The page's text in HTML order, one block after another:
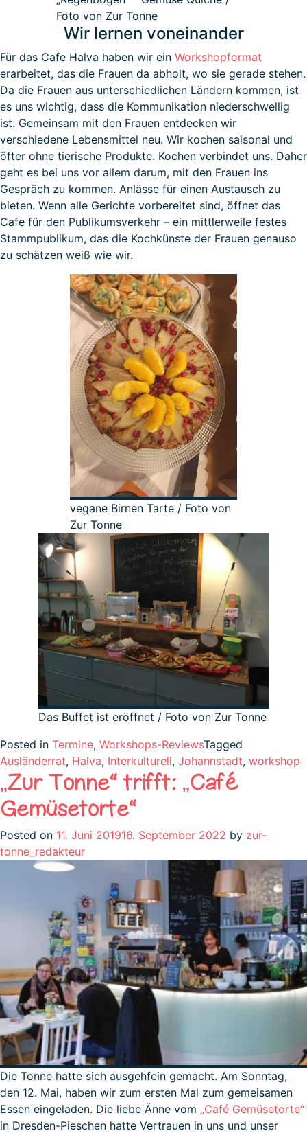
Foto von Zur Tonne
Wir lernen voneinander
Für das Cafe Halva haben wir ein Workshopformat
erarbeitet, das die Frauen da abholt, wo sie gerade stehen.
Da die Frauen aus unterschiedlichen Ländern kommen, ist
es uns wichtig, dass die Kommunikation niederschwellig
ist. Gemeinsam mit den Frauen entdecken wir
verschiedene Lebensmittel neu. Wir kochen saisonal und
öfter ohne tierische Produkte. Kochen verbindet uns. Daher
geht es bei uns vor allem darum, mit den Frauen ins
Gespräch zu kommen. Anlässe für einen Austausch zu
bieten. Wenn alle Gerichte vorbereitet sind, öffnet das
Cafe für den Publikumsverkehr – ein mittlerweile festes
Stammpublikum, das die Kochkünste der Frauen genauso
zu schätzen weiß wie wir.
vegane Birnen Tarte / Foto von
Zur Tonne
Das Buffet ist eröffnet / Foto von Zur Tonne
Posted in Termine, Workshops-ReviewsTagged
Ausländerrat, Halva, Interkulturell, Johannstadt, workshop
„Zur Tonne“ trifft: „Café
Gemüsetorte“
Posted on 11. Juni 201916. September 2022 by zur-
tonne_redakteur
Die Tonne hatte sich ausgehfein gemacht. Am Sonntag,
den 12. Mai, haben wir zum ersten Mal zum gemeisamen
Essen eingeladen. Die liebe Änne vom „Café Gemüsetorte“
in Dresden-Pieschen hatte Vertrauen in uns und unser